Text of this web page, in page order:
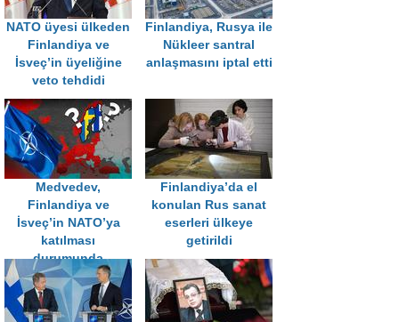
NATO üyesi ülkeden
Finlandiya ve
İsveç’in üyeliğine
veto tehdidi
Finlandiya, Rusya ile
Nükleer santral
anlaşmasını iptal etti
Medvedev,
Finlandiya ve
İsveç’in NATO’ya
katılması
durumunda
olacakları sıraladı
Finlandiya’da el
konulan Rus sanat
eserleri ülkeye
getirildi